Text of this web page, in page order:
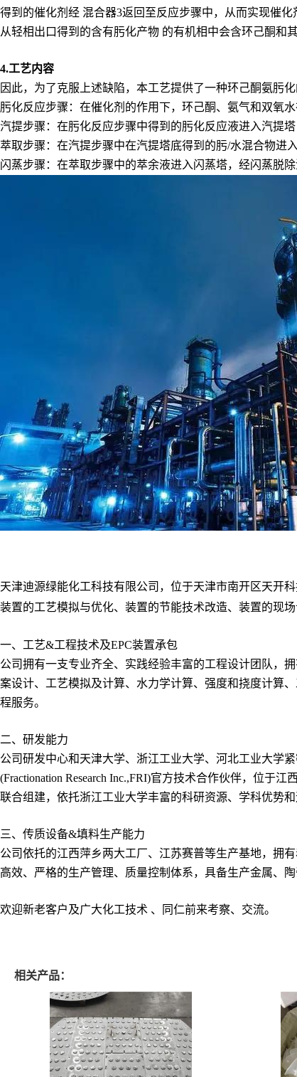
得到的催化剂经 混合器3返回至反应步骤中，从而实现催
从轻相出口得到的含有肟化产物 的有机相中会含环己酮和
4.工艺内容
因此，为了克服上述缺陷，本工艺提供了一种环己酮氨肟化
肟化反应步骤：在催化剂的作用下，环己酮、氨气和双氧
汽提步骤：在肟化反应步骤中得到的肟化反应液进入汽提
萃取步骤：在汽提步骤中在汽提塔底得到的肟/水混合物进
闪蒸步骤：在萃取步骤中的萃余液进入闪蒸塔，经闪蒸脱
天津迪源绿能化工科技有限公司，位于天津市南开区天开
装置的工艺模拟与优化、装置的节能技术改造、装置的现
一、工艺&工程技术及EPC装置承包
公司拥有一支专业齐全、实践经验丰富的工程设计团队，
案设计、工艺模拟及计算、水力学计算、强度和挠度计算
程服务。
二、研发能力
公司研发中心和天津大学、浙江工业大学、河北工业大学
(Fractionation Research Inc.,FRI)官方技术合作伙伴，位于
联合组建，依托浙江工业大学丰富的科研资源、学科优势
三、传质设备&填料生产能力
公司依托的江西萍乡两大工厂、江苏赛普等生产基地，拥
高效、严格的生产管理、质量控制体系，具备生产金属、
欢迎新老客户及广大化工技术 、同仁前来考察、交流。
相关产品：